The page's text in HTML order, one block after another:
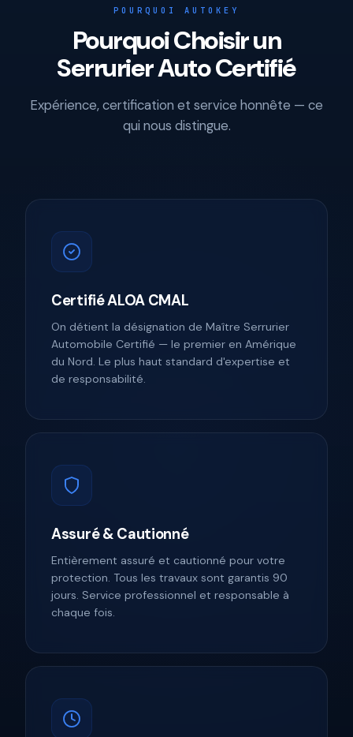
POURQUOI AUTOKEY
Pourquoi Choisir un
Serrurier Auto Certifié
Expérience, certification et service honnête — ce
qui nous distingue.
Certifié ALOA CMAL
On détient la désignation de Maître Serrurier
Automobile Certifié — le premier en Amérique
du Nord. Le plus haut standard d'expertise et
de responsabilité.
Assuré & Cautionné
Entièrement assuré et cautionné pour votre
protection. Tous les travaux sont garantis 90
jours. Service professionnel et responsable à
chaque fois.